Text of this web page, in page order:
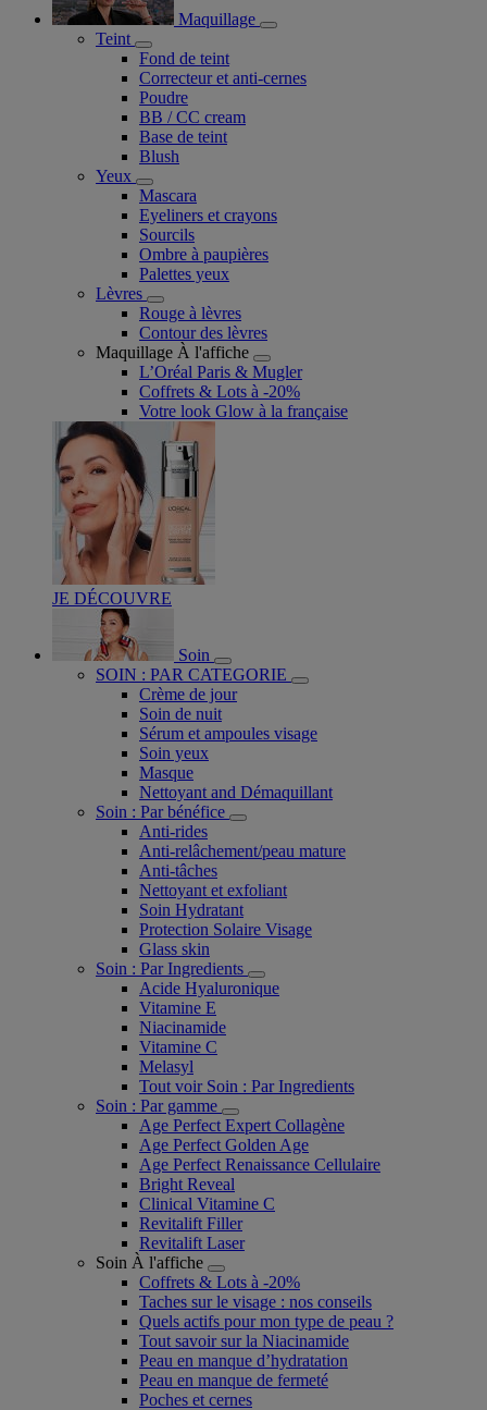
Maquillage
Teint
Fond de teint
Correcteur et anti-cernes
Poudre
BB / CC cream
Base de teint
Blush
Yeux
Mascara
Eyeliners et crayons
Sourcils
Ombre à paupières
Palettes yeux
Lèvres
Rouge à lèvres
Contour des lèvres
Maquillage À l'affiche
L’Oréal Paris & Mugler
Coffrets & Lots à -20%
Votre look Glow à la française
JE DÉCOUVRE
Soin
SOIN : PAR CATEGORIE
Crème de jour
Soin de nuit
Sérum et ampoules visage
Soin yeux
Masque
Nettoyant and Démaquillant
Soin : Par bénéfice
Anti-rides
Anti-relâchement/peau mature
Anti-tâches
Nettoyant et exfoliant
Soin Hydratant
Protection Solaire Visage
Glass skin
Soin : Par Ingredients
Acide Hyaluronique
Vitamine E
Niacinamide
Vitamine C
Melasyl
Tout voir Soin : Par Ingredients
Soin : Par gamme
Age Perfect Expert Collagène
Age Perfect Golden Age
Age Perfect Renaissance Cellulaire
Bright Reveal
Clinical Vitamine C
Revitalift Filler
Revitalift Laser
Soin À l'affiche
Coffrets & Lots à -20%
Taches sur le visage : nos conseils
Quels actifs pour mon type de peau ?
Tout savoir sur la Niacinamide​
Peau en manque d’hydratation
Peau en manque de fermeté
Poches et cernes